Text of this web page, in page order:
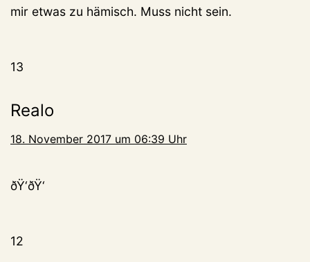
mir etwas zu hämisch. Muss nicht sein.
13
Realo
18. November 2017 um 06:39 Uhr
ðŸ‘ðŸ‘
12